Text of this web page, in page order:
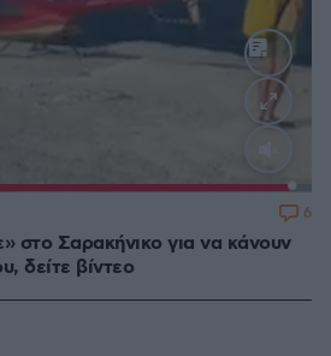
Loaded:
στο Σαρακήνικο για να κάνουν
δείτε βίντεο
6